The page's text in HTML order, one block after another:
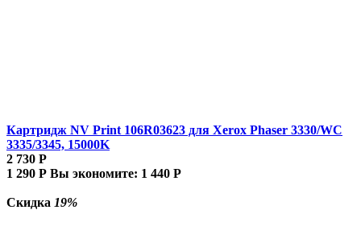
Картридж NV Print 106R03623 для Xerox Phaser 3330/WC
3335/3345, 15000K
2 730 Р
1 290 Р Вы экономите: 1 440 Р
Скидка 19%